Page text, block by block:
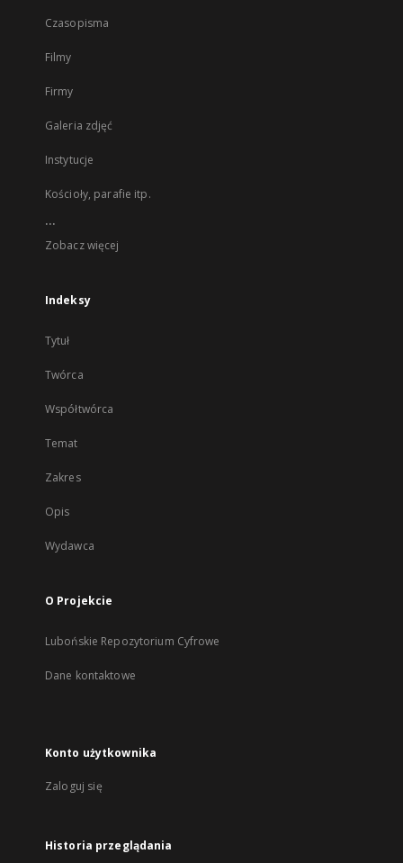
Czasopisma
Filmy
Firmy
Galeria zdjęć
Instytucje
Kościoły, parafie itp.
...
Zobacz więcej
Indeksy
Tytuł
Twórca
Współtwórca
Temat
Zakres
Opis
Wydawca
O Projekcie
Lubońskie Repozytorium Cyfrowe
Dane kontaktowe
Konto użytkownika
Zaloguj się
Historia przeglądania